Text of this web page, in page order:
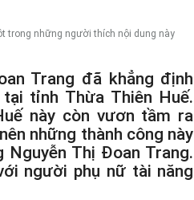
trong những người thích nội dung này
Trang đã khẳng định
tỉnh Thừa Thiên Huế.
này còn vươn tầm ra
những thành công này
Nguyễn Thị Đoan Trang.
người phụ nữ tài năng